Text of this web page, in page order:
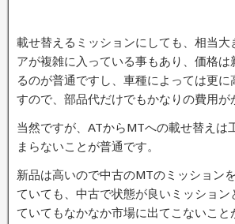
載せ替えるミッションにしても、相当大
アが複雑に入っている事もあり、価格は
るのが普通ですし、車種によっては更に
すので、部品代だけでもかなりの費用が
当然ですが、ATからMTへの載せ替えは
まらないことが普通です。
新品は高いので中古のMTのミッション
ていても、中古で状態が良いミッション
ていてもなかなか市場に出てこないこと